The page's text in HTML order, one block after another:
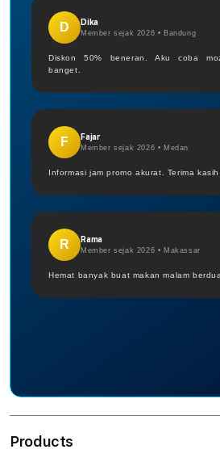
D Dika
Member sejak 2026 • Bandung
Diskon 50% beneran. Aku coba
banget.
F Fajar
Member sejak 2026 • Medan
Informasi jam promo akurat. Terima kasih
R Rama
Member sejak 2026 • Makassar
Hemat banyak buat makan malam
Products